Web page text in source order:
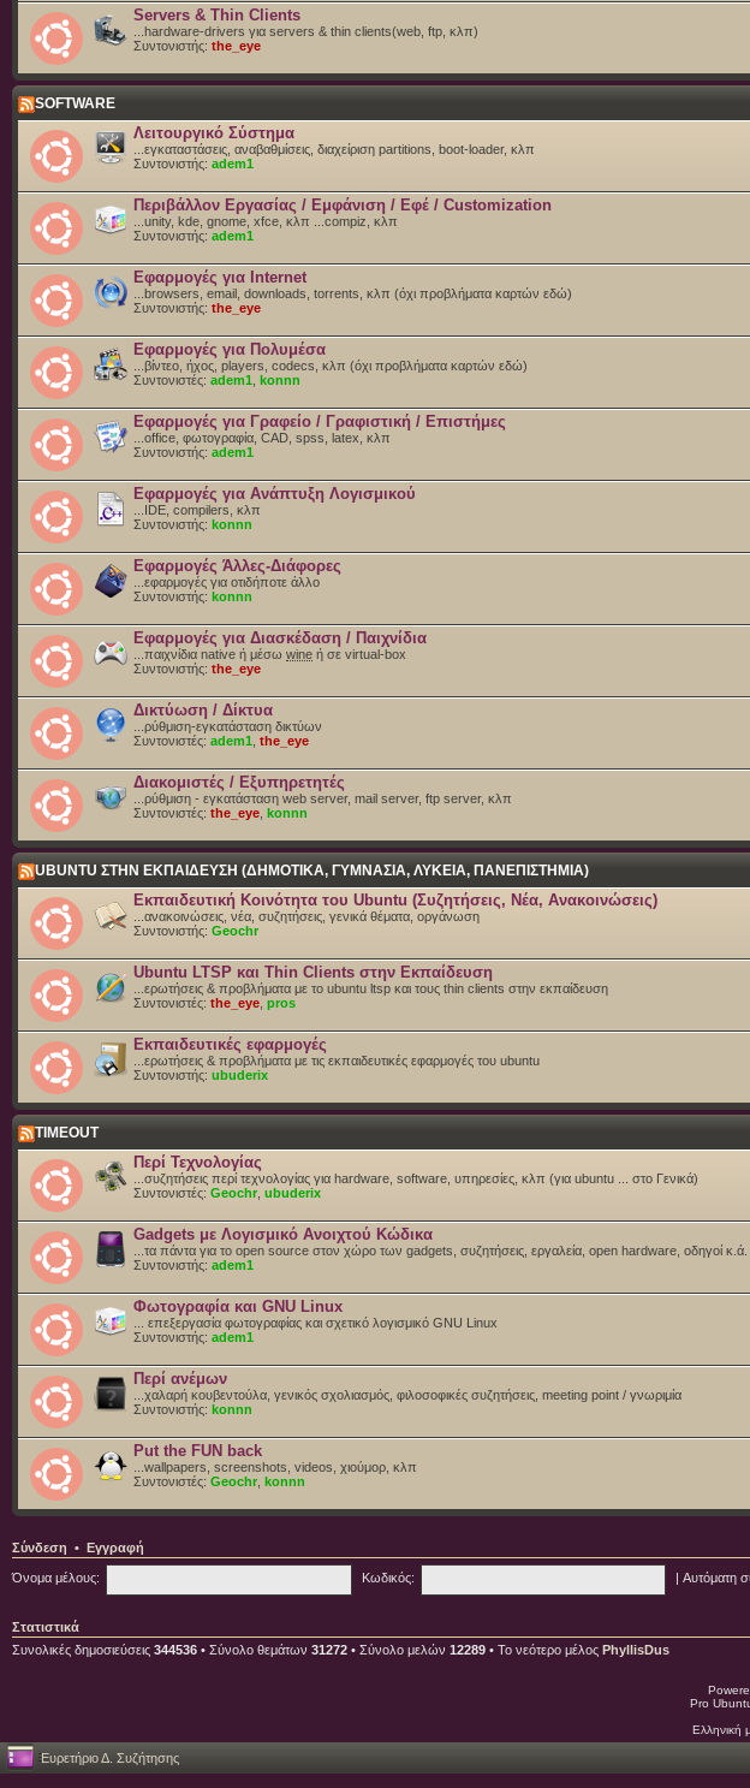
Servers & Thin Clients
...hardware-drivers για servers & thin clients(web, ftp, κλπ)
Συντονιστής: the_eye
SOFTWARE
Λειτουργικό Σύστημα
...εγκαταστάσεις, αναβαθμίσεις, διαχείριση partitions, boot-loader, κλπ
Συντονιστής: adem1
Περιβάλλον Εργασίας / Εμφάνιση / Εφέ / Customization
...unity, kde, gnome, xfce, κλπ ...compiz, κλπ
Συντονιστής: adem1
Εφαρμογές για Internet
...browsers, email, downloads, torrents, κλπ (όχι προβλήματα καρτών εδώ)
Συντονιστής: the_eye
Εφαρμογές για Πολυμέσα
...βίντεο, ήχος, players, codecs, κλπ (όχι προβλήματα καρτών εδώ)
Συντονιστές: adem1 konnn
Εφαρμογές για Γραφείο / Γραφιστική / Επιστήμες
...office, φωτογραφία, CAD, spss, latex, κλπ
Συντονιστής: adem1
Εφαρμογές για Ανάπτυξη Λογισμικού
...IDE, compilers, κλπ
Συντονιστής: konnn
Εφαρμογές Άλλες-Διάφορες
...εφαρμογές για οτιδήποτε άλλο
Συντονιστής: konnn
Εφαρμογές για Διασκέδαση / Παιχνίδια
...παιχνίδια native ή μέσω wine ή σε virtual-box
Συντονιστής: the_eye
Δικτύωση / Δίκτυα
...ρύθμιση-εγκατάσταση δικτύων
Συντονιστές: adem1 the_eye
Διακομιστές / Εξυπηρετητές
...ρύθμιση - εγκατάσταση web server, mail server, ftp server, κλπ
Συντονιστές: the_eye konnn
UBUNTU ΣΤΗΝ ΕΚΠΑΙΔΕΥΣΗ (ΔΗΜΟΤΙΚΑ, ΓΥΜΝΑΣΙΑ, ΛΥΚΕΙΑ, ΠΑΝΕΠΙΣΤΗΜΙΑ)
Εκπαιδευτική Κοινότητα του Ubuntu (Συζητήσεις, Νέα, Ανακοινώσεις)
...ανακοινώσεις, νέα, συζητήσεις, γενικά θέματα, οργάνωση
Συντονιστής: Geochr
Ubuntu LTSP και Thin Clients στην Εκπαίδευση
...ερωτήσεις & προβλήματα με το ubuntu ltsp και τους thin clients στην εκπαίδευση
Συντονιστές: the_eye pros
Εκπαιδευτικές εφαρμογές
...ερωτήσεις & προβλήματα με τις εκπαιδευτικές εφαρμογές του ubuntu
Συντονιστής: ubuderix
TIMEOUT
Περί Τεχνολογίας
...συζητήσεις περί τεχνολογίας για hardware, software, υπηρεσίες, κλπ (για ubuntu ... στο Γενικά)
Συντονιστές: Geochr ubuderix
Gadgets με Λογισμικό Ανοιχτού Κώδικα
...τα πάντα για το open source στον χώρο των gadgets, συζητήσεις, εργαλεία, open hardware, οδηγοί κ.ά.
Συντονιστής: adem1
Φωτογραφία και GNU Linux
... επεξεργασία φωτογραφίας και σχετικό λογισμικό GNU Linux
Συντονιστής: adem1
Περί ανέμων
...χαλαρή κουβεντούλα, γενικός σχολιασμός, φιλοσοφικές συζητήσεις, meeting point / γνωριμία
Συντονιστής: konnn
Put the FUN back
...wallpapers, screenshots, videos, χιούμορ, κλπ
Συντονιστές: Geochr konnn
Σύνδεση • Εγγραφή
Όνομα μέλους: Κωδικός: |Αυτόματη
Στατιστικά
Συνολικές δημοσιεύσεις 344536 • Σύνολο θεμάτων 31272 • Σύνολο μελών 12289 • Το νεότερο μέλος PhyllisDus
Pro
Ελληνική
Ευρετήριο Δ. Συζήτησης